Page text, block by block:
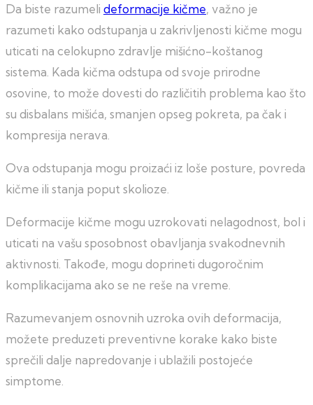
Da biste razumeli deformacije kičme, važno je
razumeti kako odstupanja u zakrivljenosti kičme mogu
uticati na celokupno zdravlje mišićno-koštanog
sistema. Kada kičma odstupa od svoje prirodne
osovine, to može dovesti do različitih problema kao što
su disbalans mišića, smanjen opseg pokreta, pa čak i
kompresija nerava.
Ova odstupanja mogu proizaći iz loše posture, povreda
kičme ili stanja poput skolioze.
Deformacije kičme mogu uzrokovati nelagodnost, bol i
uticati na vašu sposobnost obavljanja svakodnevnih
aktivnosti. Takođe, mogu doprineti dugoročnim
komplikacijama ako se ne reše na vreme.
Razumevanjem osnovnih uzroka ovih deformacija,
možete preduzeti preventivne korake kako biste
sprečili dalje napredovanje i ublažili postojeće
simptome.